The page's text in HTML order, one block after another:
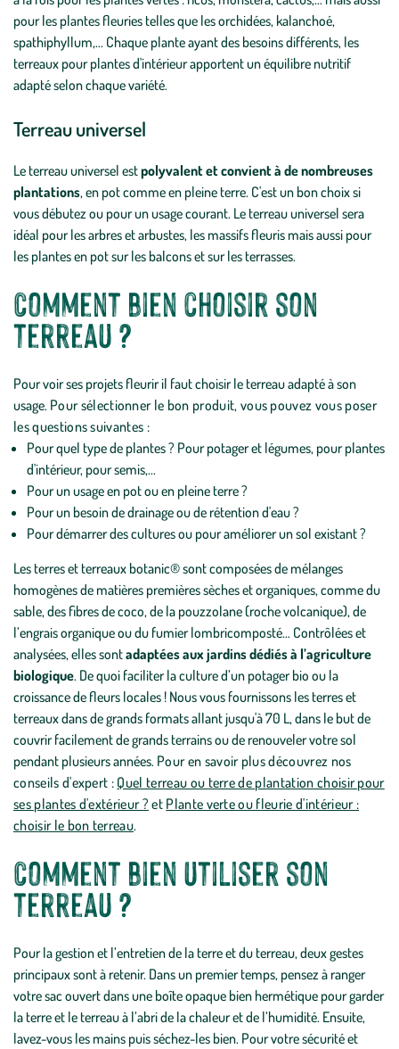
pour les plantes fleuries telles que les orchidées, kalanchoé,
spathiphyllum,... Chaque plante ayant des besoins différents, les
terreaux pour plantes d'intérieur apportent un équilibre nutritif
adapté selon chaque variété.
Terreau universel
Le terreau universel estpolyvalent et convient à de nombreuses
plantations, en pot comme en pleine terre. C'est un bon choix si
vous débutez ou pour un usage courant. Le terreau universel sera
idéal pour les arbres et arbustes, les massifs fleuris mais aussi pour
les plantes en pot sur les balcons et sur les terrasses.
Comment bien choisir son
terreau ?
Pour voir ses projets fleurir il faut choisir le terreau adapté à son
usage. Pour sélectionner le bon produit, vous pouvez vous poser
les questions suivantes :
Pour quel type de plantes ? Pour potager et légumes, pour plantes
d'intérieur, pour semis,...
Pour un usage en pot ou en pleine terre ?
Pour un besoin de drainage ou de rétention d'eau ?
Pour démarrer des cultures ou pour améliorer un sol existant ?
Les terres et terreaux botanic® sont composées de mélanges
homogènes de matières premières sèches et organiques, comme du
sable, des fibres de coco, de la pouzzolane (roche volcanique), de
l’engrais organique ou du fumier lombricomposté… Contrôlées et
analysées, elles sontadaptées aux jardins dédiés à l’agriculture
biologique. De quoi faciliter la culture d’un potager bio ou la
croissance de fleurs locales ! Nous vous fournissons les terres et
terreaux dans de grands formats allant jusqu'à 70 L, dans le but de
couvrir facilement de grands terrains ou de renouveler votre sol
pendant plusieurs années. Pour en savoir plus découvrez nos
conseils d'expert : Quel terreau ou terre de plantation choisir pour
ses plantes d'extérieur ? et Plante verte ou fleurie d'intérieur :
choisir le bon terreau.
Comment bien utiliser son
terreau ?
Pour la gestion et l’entretien de la terre et du terreau, deux gestes
principaux sont à retenir. Dans un premier temps, pensez à ranger
votre sac ouvert dans une boîte opaque bien hermétique pour garder
la terre et le terreau à l’abri de la chaleur et de l’humidité. Ensuite,
lavez-vous les mains puis séchez-les bien. Pour votre sécurité et